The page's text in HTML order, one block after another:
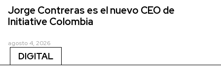
Jorge Contreras es el nuevo CEO de
Initiative Colombia
agosto 4, 2026
DIGITAL